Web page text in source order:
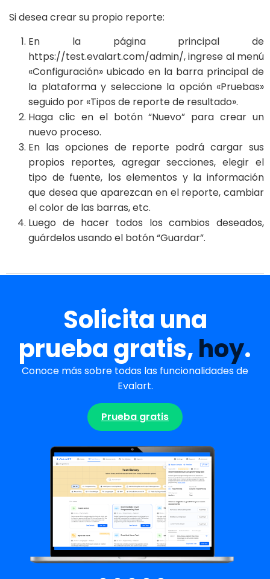
Si desea crear su propio reporte:
En la página principal de
https://test.evalart.com/admin/, ingrese al menú
«Configuración» ubicado en la barra principal de
la plataforma y seleccione la opción «Pruebas»
seguido por «Tipos de reporte de resultado».
Haga clic en el botón “Nuevo” para crear un
nuevo proceso.
En las opciones de reporte podrá cargar sus
propios reportes, agregar secciones, elegir el
tipo de fuente, los elementos y la información
que desea que aparezcan en el reporte, cambiar
el color de las barras, etc.
Luego de hacer todos los cambios deseados,
guárdelos usando el botón “Guardar”.
Solicita una
prueba gratis,hoy.
Conoce más sobre todas las funcionalidades de
Evalart.
Prueba gratis